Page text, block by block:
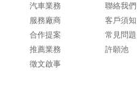
汽車業務
服務廠商
合作提案
推薦業務
徵文啟事
聯絡我們
客戶須知
常見問題
許願池